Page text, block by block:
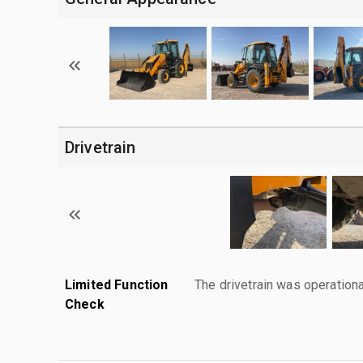
Drivetrain
Limited Function
Check
The drivetrain was